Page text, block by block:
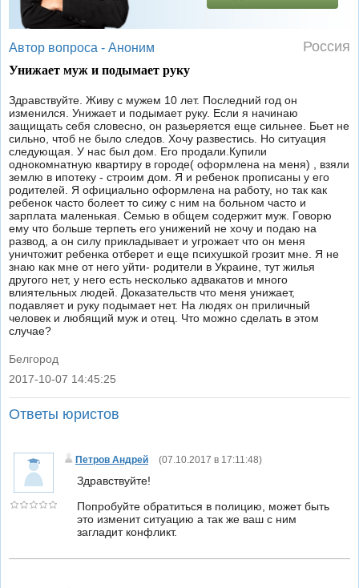
Автор вопроса - Аноним Россия
Унижает муж и подымает руку
Здравствуйте. Живу с мужем 10 лет. Последний год он
изменился. Унижает и подымает руку. Если я начинаю
защищать себя словесно, он разьеряется еще сильнее. Бьет не
сильно, чтоб не было следов. Хочу развестись. Но ситуация
следующая. У нас был дом. Его продали.Купили
однокомнатную квартиру в городе( оформлена на меня) , взяли
землю в ипотеку - строим дом. Я и ребенок прописаны у его
родителей. Я официально оформлена на работу, но так как
ребенок часто болеет то сижу с ним на больном часто и
зарплата маленькая. Семью в общем содержит муж. Говорю
ему что больше терпеть его унижений не хочу и подаю на
развод, а он силу прикладывает и угрожает что он меня
уничтожит ребенка отберет и еще психушкой грозит мне. Я не
знаю как мне от него уйти- родители в Украине, тут жилья
другого нет, у него есть несколько адвакатов и много
влиятельных людей. Доказательств что меня унижает,
подавляет и руку подымает нет. На людях он приличный
человек и любящий муж и отец. Что можно сделать в этом
случае?
Белгород
|
2017-10-07 14:45:25
Ответы юристов
Петров Андрей (07.10.2017 в 17:11:48)
Здравствуйте!
Попробуйте обратиться в полицию, может быть
это изменит ситуацию а так же ваш с ним
загладит конфликт.